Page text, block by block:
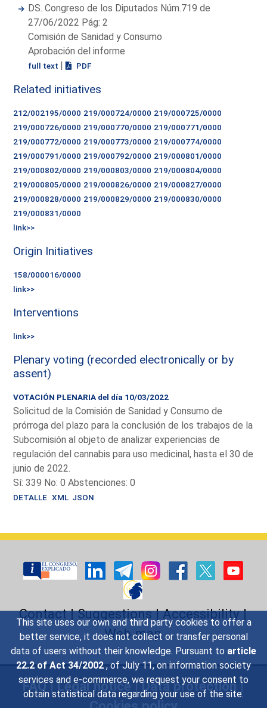
This site uses our own and third party cookies to offer a
better service, it does not collect or transfer personal
data of users without their knowledge. Pursuant to article
22.2 of Act 34/2002, of July 11, on information society
services and e-commerce, we request your consent to
obtain statistical data regarding your use of the site.
DS. Congreso de los Diputados Núm.719 de
27/06/2022 Pág: 2
Comisión de Sanidad y Consumo
Aprobación del informe
full text | PDF
Related initiatives
212/002195/0000 219/000724/0000 219/000725/0000
219/000726/0000 219/000770/0000 219/000771/0000
219/000772/0000 219/000773/0000 219/000774/0000
219/000791/0000 219/000792/0000 219/000801/0000
219/000802/0000 219/000803/0000 219/000804/0000
219/000805/0000 219/000826/0000 219/000827/0000
219/000828/0000 219/000829/0000 219/000830/0000
219/000831/0000
link>>
Origin Initiatives
158/000016/0000
link>>
Interventions
link>>
Plenary voting (recorded electronically or by
assent)
VOTACIÓN PLENARIA del día 10/03/2022
Solicitud de la Comisión de Sanidad y Consumo de
prórroga del plazo para la conclusión de los trabajos de la
Subcomisión al objeto de analizar experiencias de
regulación del cannabis para uso medicinal, hasta el 30 de
junio de 2022.
Sí: 339 No: 0 Abstenciones: 0
DETALLE XML JSON
Contact|Suggestions|Accessibility|
Web map
FAQ|Legal notice|Data protection |